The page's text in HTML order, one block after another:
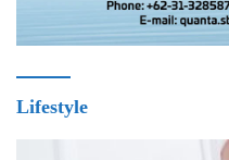
Lifestyle